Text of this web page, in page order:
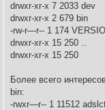
drwxr-xr-x 7 2033 dev
drwxr-xr-x 2 679 bin
-rw-r—r-- 1 174
drwxr-xr-x 15 250 ..
drwxr-xr-x 15 250
Более всего
bin:
-rwxr—r-- 1 11512